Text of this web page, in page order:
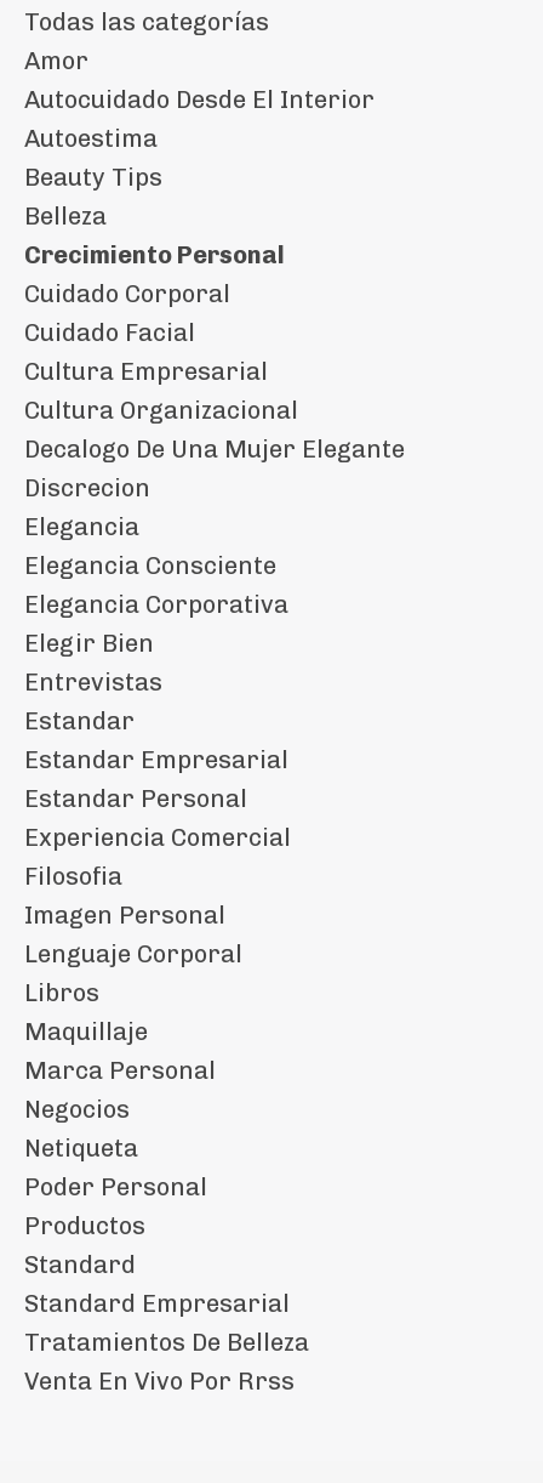
Todas las categorías
Amor
Autocuidado Desde El Interior
Autoestima
Beauty Tips
Belleza
Crecimiento Personal
Cuidado Corporal
Cuidado Facial
Cultura Empresarial
Cultura Organizacional
Decalogo De Una Mujer Elegante
Discrecion
Elegancia
Elegancia Consciente
Elegancia Corporativa
Elegir Bien
Entrevistas
Estandar
Estandar Empresarial
Estandar Personal
Experiencia Comercial
Filosofia
Imagen Personal
Lenguaje Corporal
Libros
Maquillaje
Marca Personal
Negocios
Netiqueta
Poder Personal
Productos
Standard
Standard Empresarial
Tratamientos De Belleza
Venta En Vivo Por Rrss